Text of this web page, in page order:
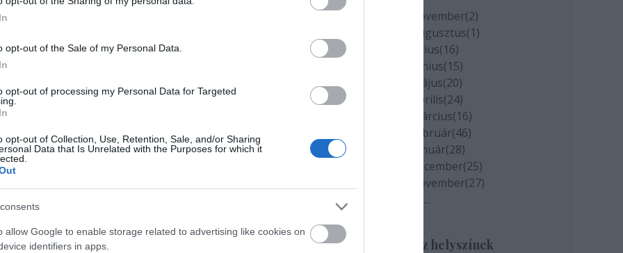
opt-out of the Sale of my Personal Data.
opt-out of processing my Personal Data for Targeted
opt-out of Collection, Use, Retention, Sale, and/or Sharing
Data that Is Unrelated with the Purposes for which it
allow Google to enable storage related to advertising like cookies on
identifiers in apps.
- Erdélyt, a Vajdaságot, a Felvidéket, Kárpátalját és
el a Himnuszt. A rendezvényen fellépők a 2014-es
az áldozatok előtt.
2020 november(2)
2020 augusztus(1)
2020 július(16)
2020 június(15)
2020 május(20)
2020 április(24)
2020 március(16)
2020 február(46)
2020 január(28)
2019 december(25)
2019 november(27)
...
Szinház helyszínek